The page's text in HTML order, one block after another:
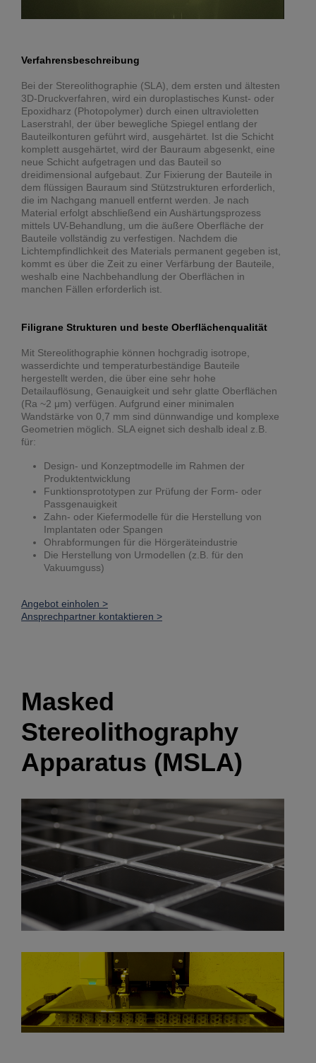
Verfahrensbeschreibung
Bei der Stereolithographie (SLA), dem ersten und ältesten
3D-Druckverfahren, wird ein duroplastisches Kunst- oder
Epoxidharz (Photopolymer) durch einen ultravioletten
Laserstrahl, der über bewegliche Spiegel entlang der
Bauteilkonturen geführt wird, ausgehärtet. Ist die Schicht
komplett ausgehärtet, wird der Bauraum abgesenkt, eine
neue Schicht aufgetragen und das Bauteil so
dreidimensional aufgebaut. Zur Fixierung der Bauteile in
dem flüssigen Bauraum sind Stützstrukturen erforderlich,
die im Nachgang manuell entfernt werden. Je nach
Material erfolgt abschließend ein Aushärtungsprozess
mittels UV-Behandlung, um die äußere Oberfläche der
Bauteile vollständig zu verfestigen. Nachdem die
Lichtempfindlichkeit des Materials permanent gegeben ist,
kommt es über die Zeit zu einer Verfärbung der Bauteile,
weshalb eine Nachbehandlung der Oberflächen in
manchen Fällen erforderlich ist.
Filigrane Strukturen und beste Oberflächenqualität
Mit Stereolithographie können hochgradig isotrope,
wasserdichte und temperaturbeständige Bauteile
hergestellt werden, die über eine sehr hohe
Detailauflösung, Genauigkeit und sehr glatte Oberflächen
(Ra ~2 μm) verfügen. Aufgrund einer minimalen
Wandstärke von 0,7 mm sind dünnwandige und komplexe
Geometrien möglich. SLA eignet sich deshalb ideal z.B.
für:
Design- und Konzeptmodelle im Rahmen der
Produktentwicklung
Funktionsprototypen zur Prüfung der Form- oder
Passgenauigkeit
Zahn- oder Kiefermodelle für die Herstellung von
Implantaten oder Spangen
Ohrabformungen für die Hörgeräteindustrie
Die Herstellung von Urmodellen (z.B. für den
Vakuumguss)
Angebot einholen >
Ansprechpartner kontaktieren >
Masked
Stereolithography
Apparatus (MSLA)